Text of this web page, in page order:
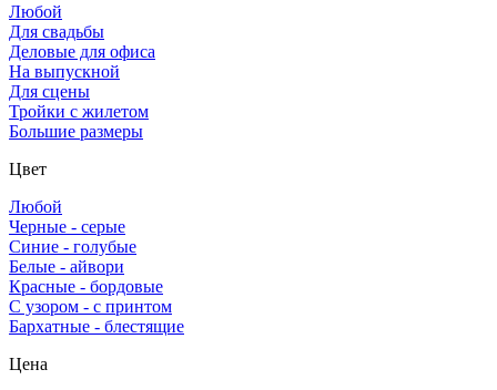
Любой
Для свадьбы
Деловые для офиса
На выпускной
Для сцены
Тройки с жилетом
Большие размеры
Цвет
Любой
Черные - серые
Синие - голубые
Белые - айвори
Красные - бордовые
С узором - с принтом
Бархатные - блестящие
Цена